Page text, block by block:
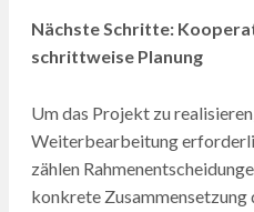
Nächste Schritte:
schrittweise Planung
Um das Projekt zu
Weiterbearbeitung
zählen
konkrete Zusammensetzung